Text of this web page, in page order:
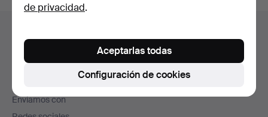
en
de
página
Contacta con el servicio de atención al cliente
Todas las casas de subastas
Enviamos con
de privacidad.
Configuración de cookies
Aceptarlas todas